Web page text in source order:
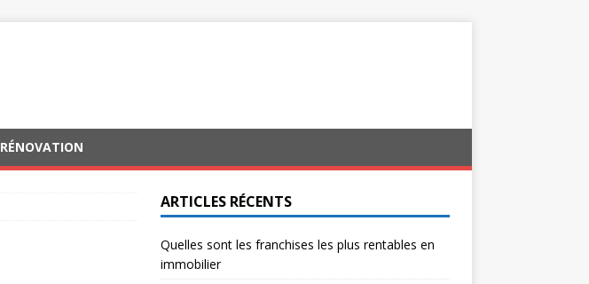
RÉNOVATION
ARTICLES RÉCENTS
Quelles sont les franchises les plus rentables en
immobilier